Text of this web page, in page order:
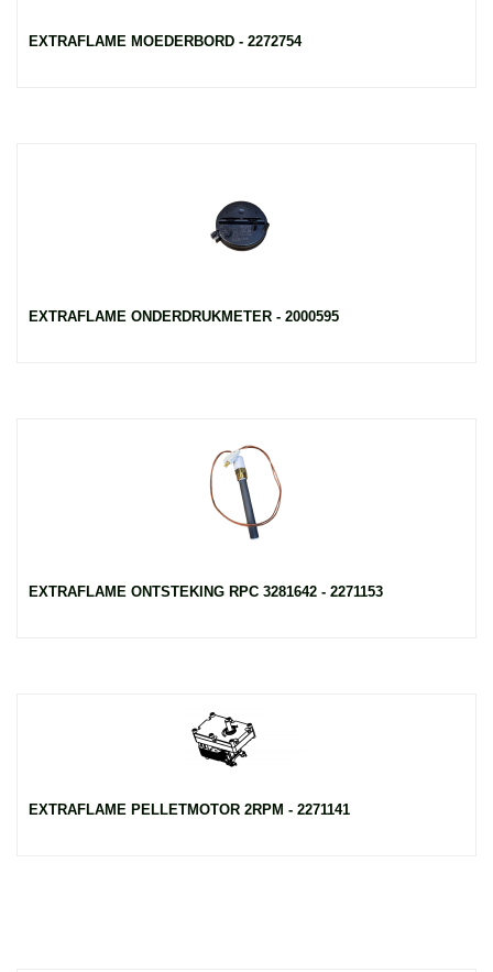
EXTRAFLAME MOEDERBORD - 2272754
EXTRAFLAME ONDERDRUKMETER - 2000595
EXTRAFLAME ONTSTEKING RPC 3281642 - 2271153
EXTRAFLAME PELLETMOTOR 2RPM - 2271141